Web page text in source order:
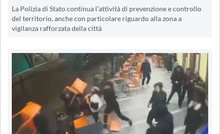
La Polizia di Stato continua l’attività di prevenzione e controllo
del territorio, anche con particolare riguardo alla zona a
vigilanza rafforzata della città